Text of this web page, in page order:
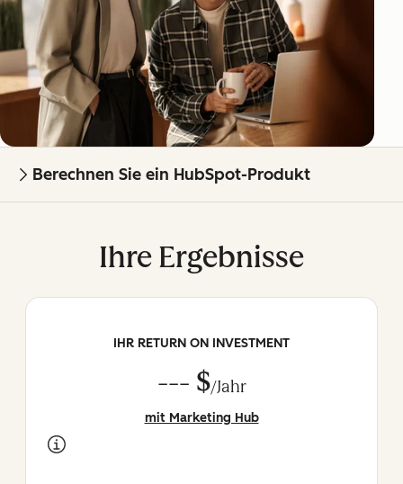
Berechnen Sie ein HubSpot-Produkt
Ihre Ergebnisse
IHR RETURN ON INVESTMENT
--- $/Jahr
mit Marketing Hub